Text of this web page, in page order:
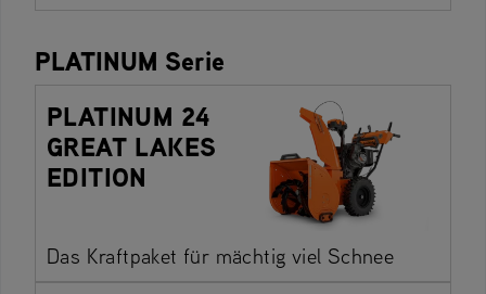
PLATINUM Serie
PLATINUM 24
GREAT LAKES
EDITION
Das Kraftpaket für mächtig viel Schnee